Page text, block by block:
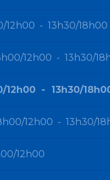
12h00 - 13h30/18h00
12h00 - 13h30/
12h00 - 13h30/
12h00 - 13h30/
12h00